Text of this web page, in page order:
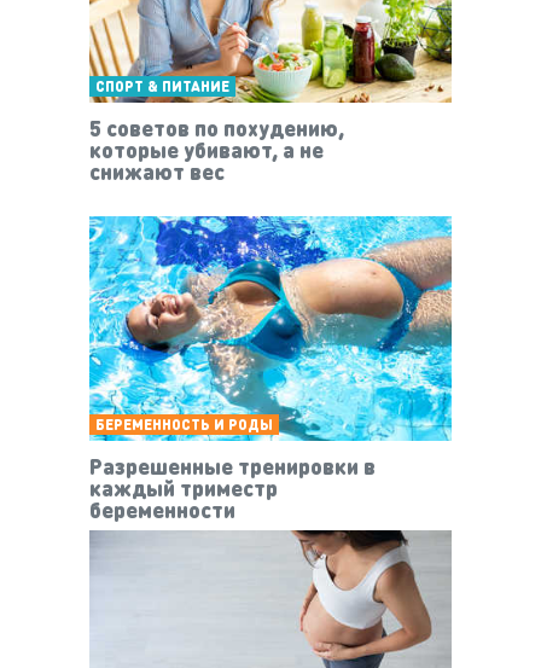
СПОРТ & ПИТАНИЕ
5 советов по похудению,
которые убивают, а не
снижают вес
БЕРЕМЕННОСТЬ И РОДЫ
Разрешенные тренировки в
каждый триместр
беременности